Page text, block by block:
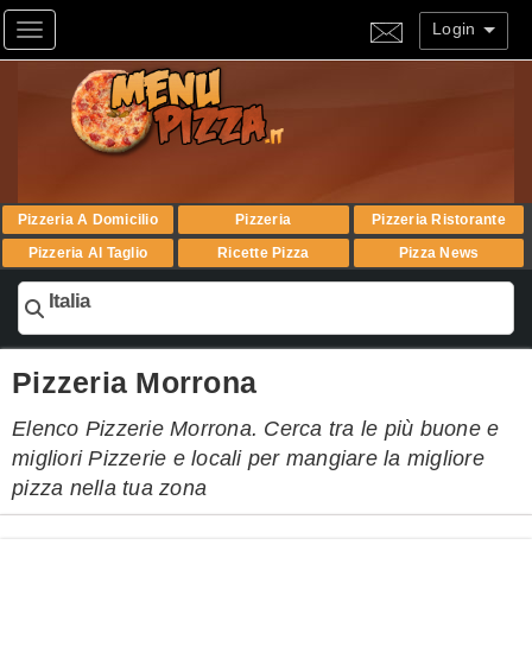
Toggle navigation Login
Pizzeria A Domicilio Pizzeria
Pizzeria Ristorante
Pizzeria Al Taglio
Ricette Pizza Pizza News
Italia
Pizzeria Morrona
Elenco Pizzerie Morrona. Cerca tra le più buone e
migliori Pizzerie e locali per mangiare la migliore
pizza nella tua zona